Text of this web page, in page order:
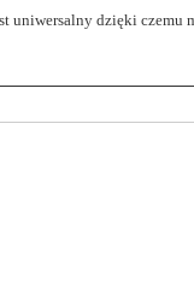
dzięki czemu